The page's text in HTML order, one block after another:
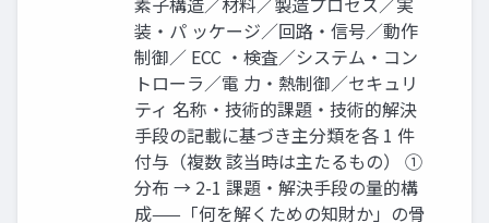
装・パ ッケージ／回路・信号／動作
制御／ ECC ・検査／システム・コン
トローラ／電 力・熱制御／セキュリ
ティ 名称・技術的課題・技術的解決
手段の記載に基づき主分類を各 1 件
付与（複数 該当時は主たるもの） ①
分布 → 2-1 課題・解決手段の量的構
成——「何を解くための知財か」の骨